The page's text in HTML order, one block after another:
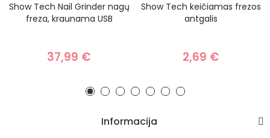
Show Tech Nail Grinder nagų
freza, kraunama USB
37,99 €
Show Tech keičiamas frezos
antgalis
2,69 €
Informacija